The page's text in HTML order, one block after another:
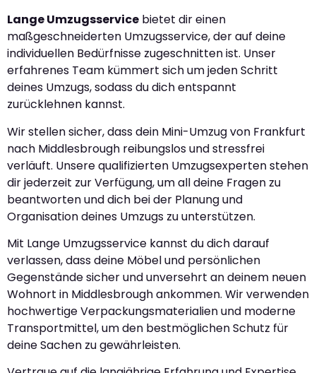
Lange Umzugsservice bietet dir einen
maßgeschneiderten Umzugsservice, der auf deine
individuellen Bedürfnisse zugeschnitten ist. Unser
erfahrenes Team kümmert sich um jeden Schritt
deines Umzugs, sodass du dich entspannt
zurücklehnen kannst.
Wir stellen sicher, dass dein Mini-Umzug von Frankfurt
nach Middlesbrough reibungslos und stressfrei
verläuft. Unsere qualifizierten Umzugsexperten stehen
dir jederzeit zur Verfügung, um all deine Fragen zu
beantworten und dich bei der Planung und
Organisation deines Umzugs zu unterstützen.
Mit Lange Umzugsservice kannst du dich darauf
verlassen, dass deine Möbel und persönlichen
Gegenstände sicher und unversehrt an deinem neuen
Wohnort in Middlesbrough ankommen. Wir verwenden
hochwertige Verpackungsmaterialien und moderne
Transportmittel, um den bestmöglichen Schutz für
deine Sachen zu gewährleisten.